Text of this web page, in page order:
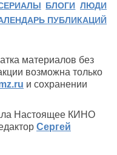
БЛОГИ ЛЮДИ
ПУБЛИКАЦИЙ
материалов без
возможна только
и сохранении
Настоящее КИНО
Сергей